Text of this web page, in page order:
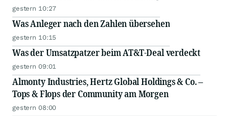
gestern 10:27
Was Anleger nach den Zahlen übersehen
gestern 10:15
Was der Umsatzpatzer beim AT&T-Deal verdeckt
gestern 09:01
Almonty Industries, Hertz Global Holdings & Co. –
Tops & Flops der Community am Morgen
gestern 08:00